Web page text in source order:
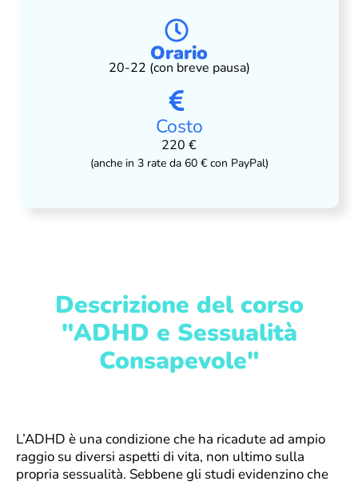
Orario
20-22 (con breve pausa)
Costo
220 €
(anche in 3 rate da 60 € con PayPal)
Descrizione del corso
"ADHD e Sessualità
Consapevole"
L’ADHD è una condizione che ha ricadute ad ampio
raggio su diversi aspetti di vita, non ultimo sulla
propria sessualità. Sebbene gli studi evidenzino che